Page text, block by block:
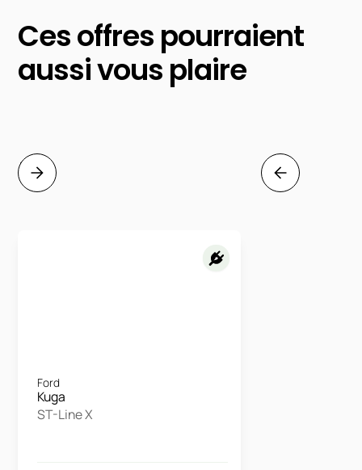
Ces offres pourraient
aussi vous plaire
Ford
Kuga
ST-Line X